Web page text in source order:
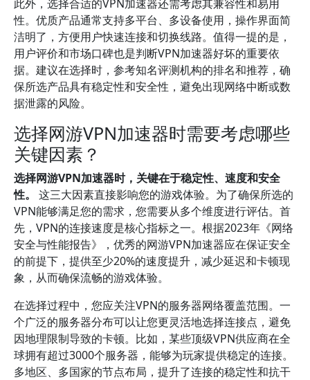
此外，选择合适的VPN加速器还需考虑其兼容性和易用
性。优质产品通常支持多平台、多设备使用，操作界面简
洁明了，方便用户快速连接和切换线路。值得一提的是，
用户评价和市场口碑也是判断VPN加速器好坏的重要依
据。建议在选择时，参考知名评测机构的排名和推荐，确
保所选产品具有稳定性和安全性，避免出现网络中断或数
据泄露的风险。
选择网游VPN加速器时需要考虑哪些
关键因素？
选择网游VPN加速器时，关键在于稳定性、速度和安全
性。
这三大因素直接影响您的游戏体验。为了确保所选的
VPN能够满足您的需求，您需要从多个维度进行评估。首
先，VPN的连接速度是核心指标之一。根据2023年《网络
安全与性能报告》，优秀的网游VPN加速器应在保证安全
的前提下，提供至少20%的速度提升，减少延迟和卡顿现
象，从而确保流畅的游戏体验。
在选择过程中，您应关注VPN的服务器网络覆盖范围。一
个广泛的服务器分布可以让您更灵活地选择连接点，避免
因地理限制导致的卡顿。比如，某些顶级VPN供应商在全
球拥有超过3000个服务器，能够为玩家提供稳定的连接。
多地区、多国家的节点布局，提升了连接的稳定性和抗干